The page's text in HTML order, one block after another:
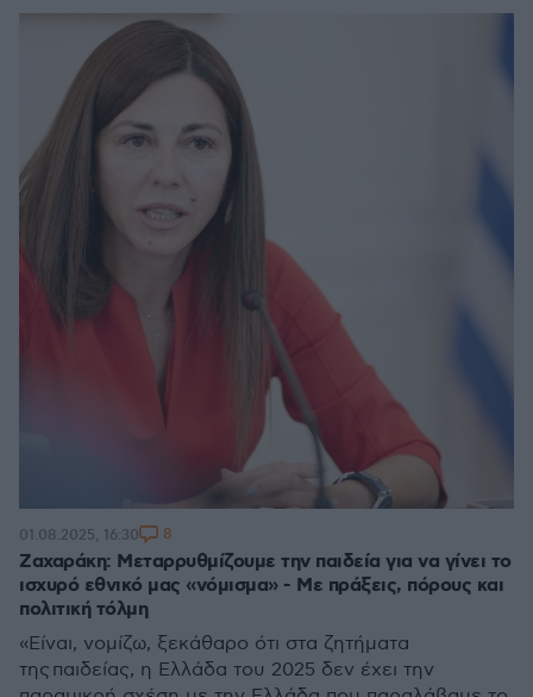
Ζαχαράκη: Μεταρρυθμίζουμε την παιδεία για να γίνει το
ισχυρό εθνικό μας «νόμισμα» - Με πράξεις, πόρους και
πολιτική τόλμη
«Είναι, νομίζω, ξεκάθαρο ότι στα ζητήματα
της παιδείας, η Ελλάδα του 2025 δεν έχει την
01.08.2025, 16:30 8